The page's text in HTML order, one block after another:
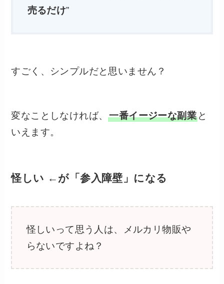
売るだけ”
すごく、シンプルだと思いません？
変なことしなければ、一番イージーな副業 と
いえます。
怪しい ←が「参入障壁」になる
怪しいって思う人は、メルカリ物販や
らないですよね？